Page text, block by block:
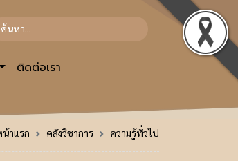
ติดต่อเรา
าแรก คลังวิชาการ ความรู้ทั่วไป